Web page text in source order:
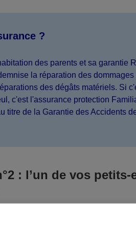
?
des parents et sa garantie
la réparation des
des dégâts matériels. Si
c'est l'assurance protection
titre de la Garantie des Accidents
: l’un de vos
yeux de la justice, le